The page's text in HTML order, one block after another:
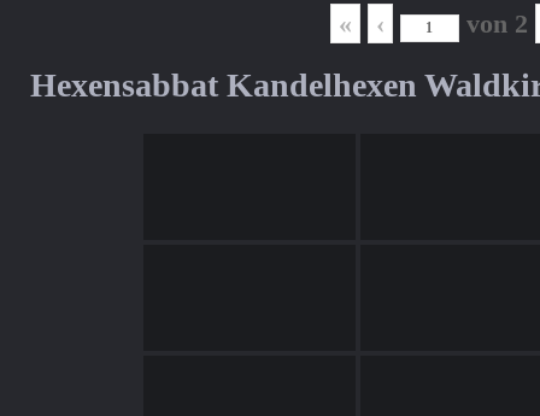
« ‹ von 2
Hexensabbat Kandelhexen